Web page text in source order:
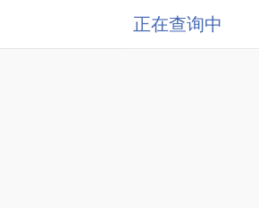
正在查询中